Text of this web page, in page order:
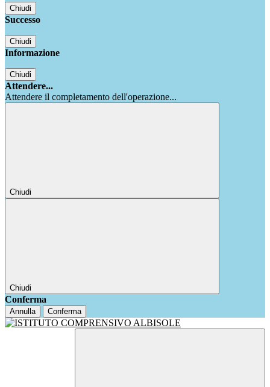
Chiudi
Successo
Chiudi
Informazione
Chiudi
Attendere...
Attendere il completamento dell'operazione...
Chiudi
Chiudi
Conferma
Annulla Conferma